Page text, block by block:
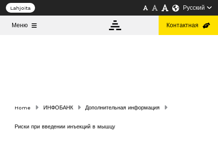
Lahjoita Русский
Меню Контактная
Home ИНФОБАНК Дополнительная информация
Риски при введении инъекций в мышцу